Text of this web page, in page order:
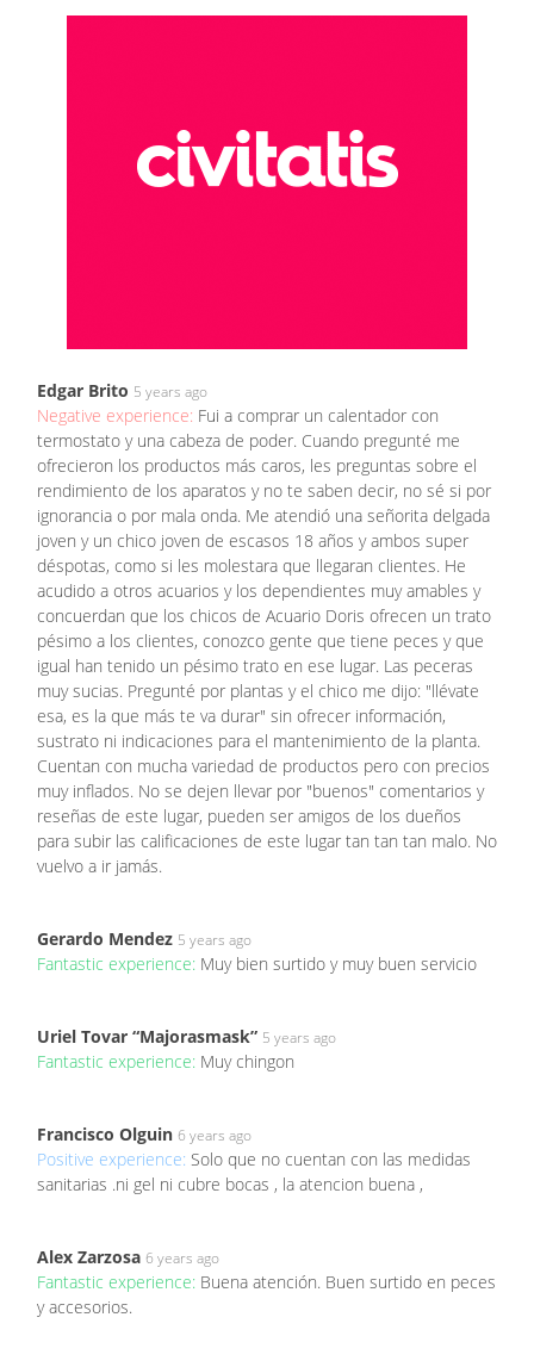
Edgar Brito 5 years ago
Negative experience: Fui a comprar un calentador con
termostato y una cabeza de poder. Cuando pregunté me
ofrecieron los productos más caros, les preguntas sobre el
rendimiento de los aparatos y no te saben decir, no sé si por
ignorancia o por mala onda. Me atendió una señorita delgada
joven y un chico joven de escasos 18 años y ambos super
déspotas, como si les molestara que llegaran clientes. He
acudido a otros acuarios y los dependientes muy amables y
concuerdan que los chicos de Acuario Doris ofrecen un trato
pésimo a los clientes, conozco gente que tiene peces y que
igual han tenido un pésimo trato en ese lugar. Las peceras
muy sucias. Pregunté por plantas y el chico me dijo: "llévate
esa, es la que más te va durar" sin ofrecer información,
sustrato ni indicaciones para el mantenimiento de la planta.
Cuentan con mucha variedad de productos pero con precios
muy inflados. No se dejen llevar por "buenos" comentarios y
reseñas de este lugar, pueden ser amigos de los dueños
para subir las calificaciones de este lugar tan tan tan malo. No
vuelvo a ir jamás.
Gerardo Mendez 5 years ago
Fantastic experience: Muy bien surtido y muy buen servicio
Uriel Tovar “Majorasmask” 5 years ago
Fantastic experience: Muy chingon
Francisco Olguin 6 years ago
Positive experience: Solo que no cuentan con las medidas
sanitarias .ni gel ni cubre bocas , la atencion buena ,
Alex Zarzosa 6 years ago
Fantastic experience: Buena atención. Buen surtido en peces
y accesorios.